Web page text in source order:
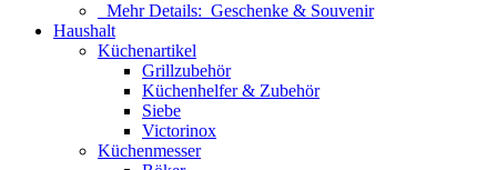
Mehr Details: Geschenke & Souvenir
Haushalt
Küchenartikel
Grillzubehör
Küchenhelfer & Zubehör
Siebe
Victorinox
Küchenmesser